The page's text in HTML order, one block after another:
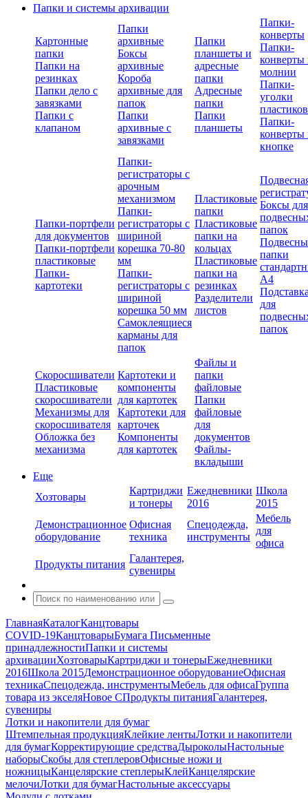
Папки и системы архивации
Картонные
папки
Папки на
резинках
Папки дело с
завязками
Папки с
клапаном
Папки
архивные
Боксы
архивные
Короба
архивные для
папок
Папки
архивные с
завязками
Папки
планшеты и
адресные
папки
Адресные
папки
Папки
планшеты
Папки-
конверты
Папки-
конверты
молнии
Папки-
уголки
Папки-
конверты
кнопке
Папки-портфели
для документов
Папки-портфели
пластиковые
Папки-
картотеки
Папки-
регистраторы с
арочным
механизмом
Папки-
регистраторы с
шириной
корешка 70-80
мм
Папки-
регистраторы с
шириной
корешка 50 мм
Самоклеящиеся
карманы для
папок
Пластиковые
папки
Пластиковые
папки на
кольцах
Пластиковые
папки на
резинках
Разделители
листов
Боксы для
папок
папки
А4
для
папок
Скоросшиватели
Пластиковые
скоросшиватели
Механизмы для
скоросшивателя
Обложка без
механизма
Картотеки и
компоненты
для картотек
Картотеки для
карточек
Компоненты
для картотек
Файлы и
папки
файловые
Папки
файловые
для
документов
Файлы-
вкладыши
Еще
Хозтовары
Картриджи
и тонеры
Ежедневники
2016
Школа
2015
Демонстрационное
оборудование
Офисная
техника
Спецодежда,
инструменты
Мебель
для
офиса
Продукты питания
Галантерея,
сувениры
ГлавнаяКаталогКанцтовары
COVID-19КанцтоварыБумага Письменные
принадлежностиПапки и системы
архивацииХозтоварыКартриджи и тонерыЕжедневники
2016Школа 2015Демонстрационное оборудованиеОфисная
техникаСпецодежда, инструментыМебель для офисаГруппа
товара из экселяНовое СПродукты питанияГалантерея,
сувениры
Лотки и накопители для бумаг
Штемпельная продукцияКлейкие лентыЛотки и накопители
для бумагКорректирующие средстваДыроколыНастольные
наборыСкобы для степлеровОфисные ножи и
ножницыКанцелярские степлерыКлейКанцелярские
мелочиЛотки для бумагНастольные аксессуары